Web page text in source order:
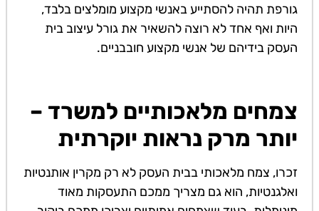
גורפת תהיה להסתייע באנשי מקצוע מומלצים בלבד,
היות ואף אחד לא רוצה להשאיר את גורל עיצוב בית
העסק בידיהם של אנשי מקצוע חובבניים.
צמחים מלאכותיים למשרד –
יותר מרק נראות יוקרתית
זכרו, צמח מלאכותי בבית העסק לא רק מקרין אותנטיות
ואלגנטיות, הוא גם מצריך ממכם התעסקות מאוד